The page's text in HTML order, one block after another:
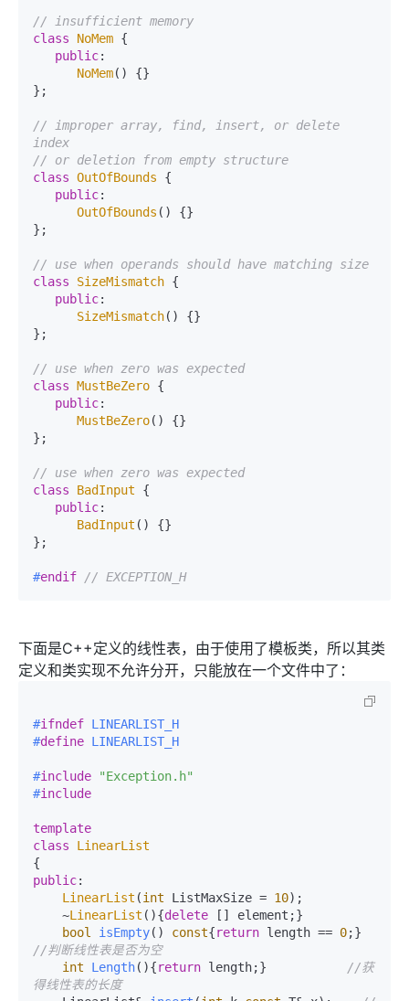
// insufficient memory
class
NoMem {
public:
NoMem() {}
};
// improper array, find, insert, or delete
index
// or deletion from empty structure
class OutOfBounds {
public:
OutOfBounds () {}
};
// use when operands should have matching size
class
SizeMismatch {
public:
SizeMismatch() {}
};
// use when zero was expected
class MustBeZero {
public:
MustBeZero() {}
};
// use when zero was expected
class
BadInput {
public:
BadInput () {}
};
#endif // EXCEPTION_H
下面是C++定义的线性表，由于使用了模板类，所以其类
定义和类实现不允许分开，只能放在一个文件中了：
#ifndef LINEARLIST_H
#define LINEARLIST_H
#include
"Exception.h"
#include
template
class
LinearList
public:
LinearList (int ListMaxSize = 10);
    ~
LinearList (){delete [] element;}
bool
isEmpty() const{return length == 0
//判断线性表是否为空
int
Length(){return length;}
//获
得线性表的长度